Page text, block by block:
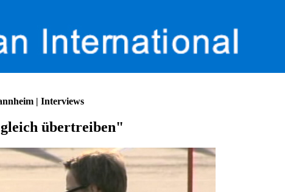
| Interviews
übertreiben"